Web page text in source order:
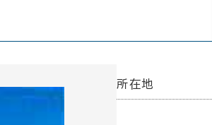
所在地